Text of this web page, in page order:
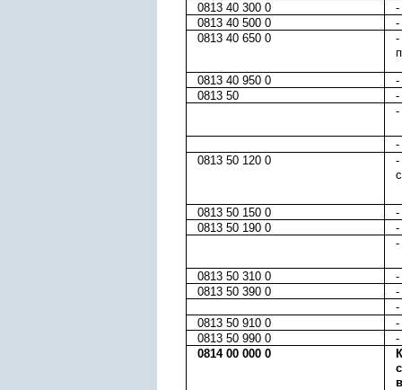
0813 40 300 0
-
0813 40 500 0
-
0813 40 650 0
-
0813 40 950 0
-
0813 50
-
-
-
0813 50 120 0
-
0813 50 150 0
-
0813 50 190 0
-
-
0813 50 310 0
-
0813 50 390 0
-
-
0813 50 910 0
-
0813 50 990 0
-
0814 00 000 0